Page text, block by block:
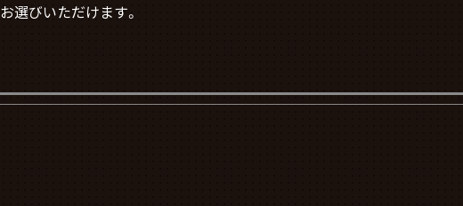
選びいただけます。